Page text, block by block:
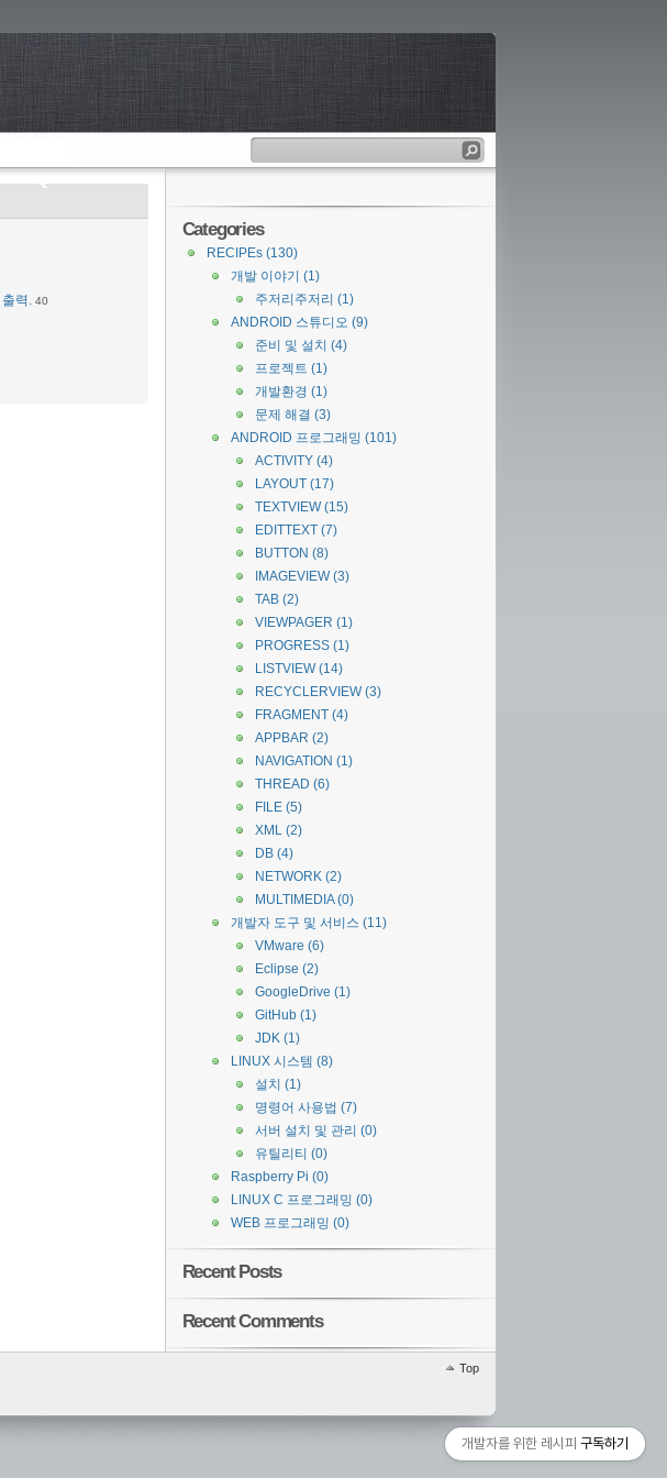
력. 40
Categories
RECIPEs (130)
개발 이야기 (1)
주저리주저리 (1)
ANDROID 스튜디오 (9)
준비 및 설치 (4)
프로젝트 (1)
개발환경 (1)
문제 해결 (3)
ANDROID 프로그래밍 (101)
ACTIVITY (4)
LAYOUT (17)
TEXTVIEW(15)
EDITTEXT (7)
BUTTON (8)
IMAGEVIEW(3)
TAB (2)
VIEWPAGER (1)
PROGRESS (1)
LISTVIEW(14)
RECYCLERVIEW(3)
FRAGMENT (4)
APPBAR (2)
NAVIGATION (1)
THREAD (6)
FILE (5)
XML (2)
DB (4)
NETWORK (2)
MULTIMEDIA(0)
개발자 도구 및 서비스 (11)
VMware (6)
Eclipse (2)
GoogleDrive (1)
GitHub (1)
JDK (1)
LINUX 시스템 (8)
설치 (1)
명령어 사용법 (7)
서버 설치 및 관리 (0)
유틸리티 (0)
Raspberry Pi (0)
LINUX C 프로그래밍 (0)
WEB 프로그래밍 (0)
Recent Posts
Recent Comments
Top
개발자를 위한 레시피 구독하기